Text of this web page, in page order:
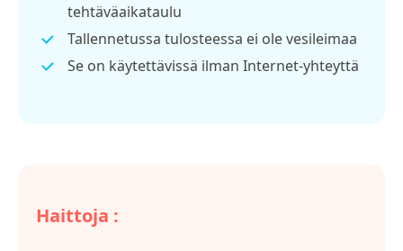
tehtäväaikataulu
Tallennetussa tulosteessa ei ole vesileimaa
Se on käytettävissä ilman Internet-yhteyttä
Haittoja :